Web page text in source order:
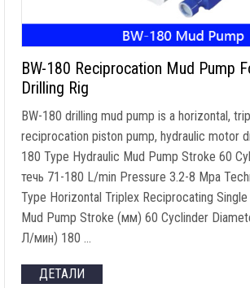
BW-180 Reciprocation Mud Pump
Drilling Rig
BW-180 drilling mud pump is a horizontal,
reciprocation piston pump, hydraulic motor
180 Type Hydraulic Mud Pump Stroke 60
течь 71-180 L/min Pressure 3.2-8 Mpa
Type Horizontal Triplex Reciprocating
Mud Pump Stroke (мм) 60 Cyclinder
Л/мин) 180 …
ДЕТАЛИ